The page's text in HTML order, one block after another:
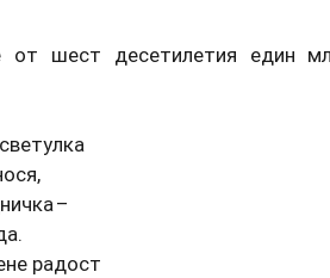
от шест десетилетия един
–
радост